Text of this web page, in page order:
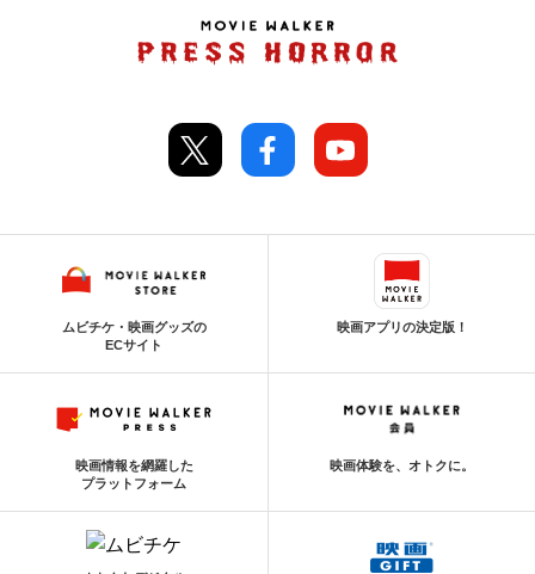
ムビチケ・映画グッズの
ECサイト
映画アプリの決定版！
映画情報を網羅した
プラットフォーム
映画体験を、オトクに。